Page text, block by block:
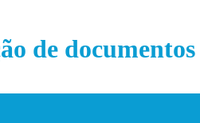
de documentos